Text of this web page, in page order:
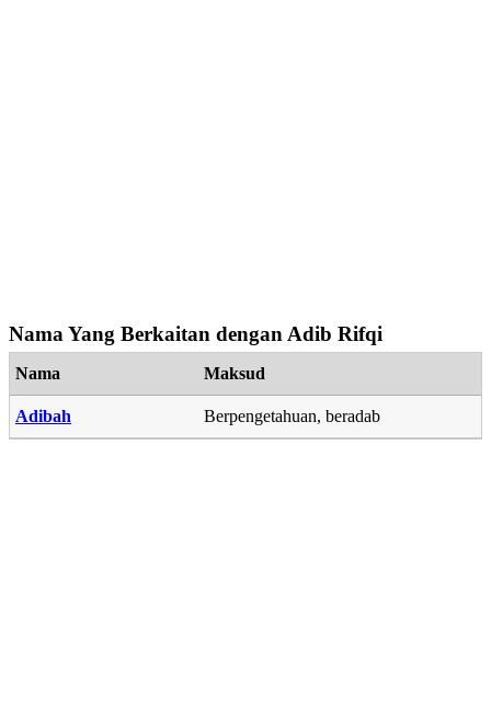
Nama Yang Berkaitan dengan Adib Rifqi
Nama Maksud
Adibah Berpengetahuan, beradab